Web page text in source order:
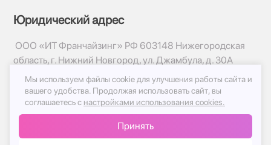
Юридический адрес
ООО «ИТ Франчайзинг» РФ 603148 Нижегородская
область, г. Нижний Новгород, ул. Джамбула, д. 30А
© 2017-2026г, База Цветов 24.ру
Политика конфиденциальности
Публичная оферта
Мы используем файлы cookie для улучшения работы сайта и
вашего удобства. Продолжая использовать сайт, вы
соглашаетесь с настройками использования cookies.
Принять